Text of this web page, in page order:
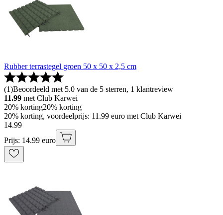
Rubber terrastegel groen 50 x 50 x 2,5 cm
(1)Beoordeeld met 5.0 van de 5 sterren, 1 klantreview
11.99 met Club Karwei
20% korting20% korting
20% korting, voordeelprijs: 11.99 euro met Club Karwei
14.99
Prijs: 14.99 euro